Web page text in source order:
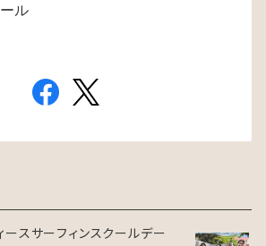
ル
スサーフィンスクールデー